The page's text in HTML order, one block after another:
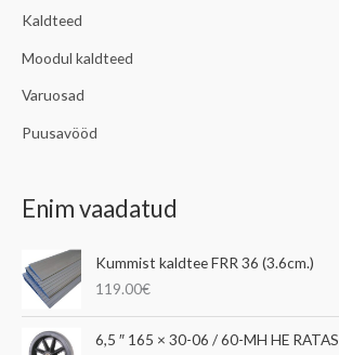
Kaldteed
Moodul kaldteed
Varuosad
Puusavööd
Enim vaadatud
Kummist kaldtee FRR 36 (3.6cm.)
119.00€
6,5 ″ 165 × 30-06 / 60-MH HE RATAS